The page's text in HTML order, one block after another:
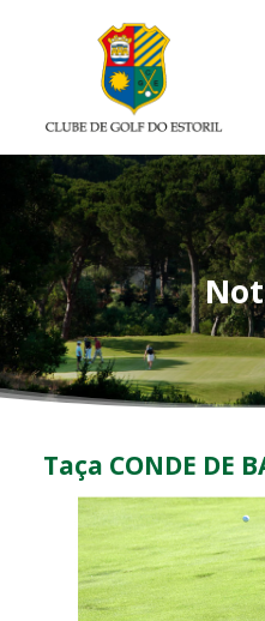
INÍCIO
O CLUBE
ASSOCIADOS /
TORNEIOS
ACADEMIA
LINKS ÚTEIS
CONTACTOS
Taça CONDE DE